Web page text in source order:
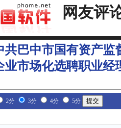
网友评
共巴中市国有资产监
业市场化选聘职业经
2分 3分 4分 5分